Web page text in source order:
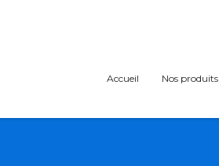
Accueil Nos produits